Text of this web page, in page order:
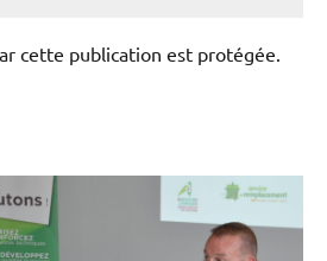
cette publication est protégée.